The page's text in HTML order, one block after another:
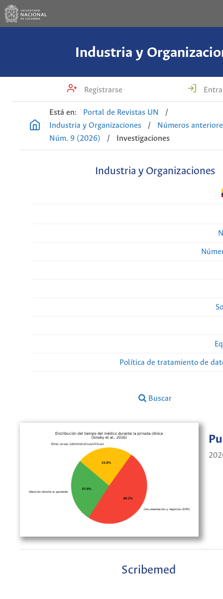
Industria y
Registrarse
Está en: Portal de Revistas UN
/
Industria y Organizaciones
/
Números
Núm. 9 (2026)
/ Investigaciones
Industria y Organizaciones
Política de tratamiento de
Buscar
Scribemed